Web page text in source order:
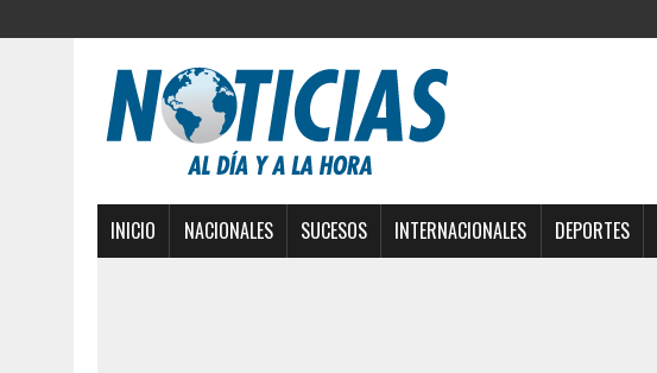
INICIO NACIONALES SUCESOS INTERNACIONALES DEPORTES